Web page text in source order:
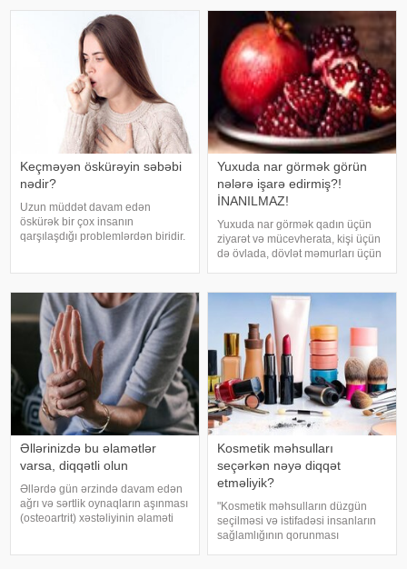
Keçməyən öskürəyin səbəbi
nədir?
Uzun müddət davam edən
öskürək bir çox insanın
qarşılaşdığı problemlərdən biridir.
hər zaman tənəffüs yolu
infeksiyası olmur
Yuxuda nar görmək görün
nələrə işarə edirmiş?!
İNANILMAZ!
Yuxuda nar görmək qadın üçün
ziyarət və mücevherata, kişi üçün
də övlada, dövlət məmurları üçün
bərəkətinə, tacir üçün çox quru,
xalq üçün yaxşı bir idarəy
Əllərinizdə bu əlamətlər
varsa, diqqətli olun
Əllərdə gün ərzində davam edən
ağrı və sərtlik oynaqların aşınması
(osteoartrit) xəstəliyinin əlaməti
Kosmetik məhsulları
seçərkən nəyə diqqət
etməliyik?
"Kosmetik məhsulların düzgün
seçilməsi və istifadəsi insanların
sağlamlığının qorunması